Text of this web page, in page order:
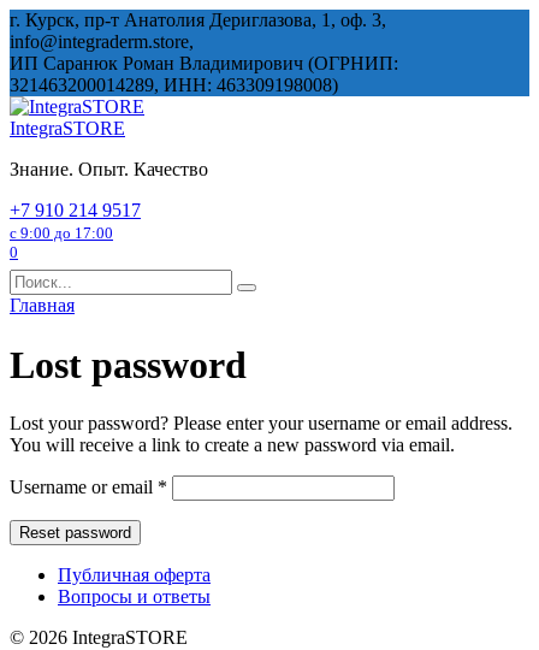
Перейти
к
содержанию
г. Курск, пр-т Анатолия Дериглазова, 1, оф. 3,
info@integraderm.store,
ИП Саранюк Роман Владимирович (ОГРНИП:
321463200014289, ИНН: 463309198008)
IntegraSTORE
Знание. Опыт. Качество
+7 910 214 9517
с 9:00 до 17:00
0
Search
for:
Главная
Lost password
Lost your password? Please enter your username or email address.
You will receive a link to create a new password via email.
Username or email *
Reset password
Публичная оферта
Вопросы и ответы
© 2026 IntegraSTORE